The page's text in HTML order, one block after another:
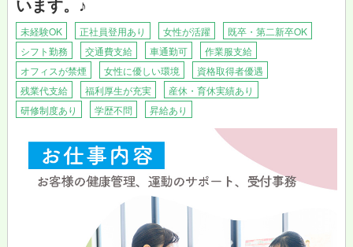
★こんな方にお勧め★
・お話するのが好きな方
・人の役に立てる仕事がしたい方
・体を動かすのが好きな方
★自分で考え、行動する力が身につきます！★
「カーブス鳥取東店」「カーブス鳥取北店」「カーブスイオン鳥
取店」を運営するのは、株式会社マイルド。当社では、日々の業
務や研修会を通じて、全スタッフに自分で考え行動する力をみに
つけ、地域に貢献できる人材を育成したいと考えています。
人々が運動を通して病気へのリスクを減らすことが出来れば、地
域の方々がもっと元気になれる、そんなやりがいたっぷりのお仕
います。♪
未経験OK 正社員登用あり 女性が活躍
既卒・第二新卒OK
シフト勤務
交通費支給 車通勤可
作業服支給
オフィスが禁煙
女性に優しい環境
資格取得者優遇
残業代支給
福利厚生が充実
産休・育休実績あり
研修制度あり
学歴不問 昇給あり